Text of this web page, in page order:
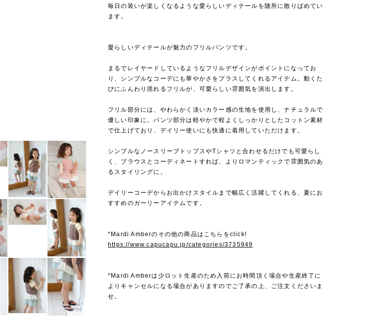
毎日の装いが楽しくなるような愛らしいディテールを随所に散りばめてい
ます。
愛らしいディテールが魅力のフリルパンツです。
まるでレイヤードしているようなフリルデザインがポイントになってお
り、シンプルなコーデにも華やかさをプラスしてくれるアイテム。動くた
びにふんわり揺れるフリルが、可愛らしい雰囲気を演出します。
フリル部分には、やわらかく淡いカラー感の生地を使用し、ナチュラルで
優しい印象に。パンツ部分は軽やかで程よくしっかりとしたコットン素材
で仕上げており、デイリー使いにも快適に着用していただけます。
シンプルなノースリーブトップスやTシャツと合わせるだけでも可愛らし
く、ブラウスとコーディネートすれば、よりロマンティックで雰囲気のあ
るスタイリングに。
デイリーコーデからお出かけスタイルまで幅広く活躍してくれる、夏にお
すすめのガーリーアイテムです。
*Mardi Amberのその他の商品はこちらをclick!
https://www.capucapu.jp/categories/3735949
*Mardi Amberは少ロット生産のため入荷にお時間頂く場合や生産終了に
よりキャンセルになる場合がありますのでご了承の上、ご注文くださいま
せ。